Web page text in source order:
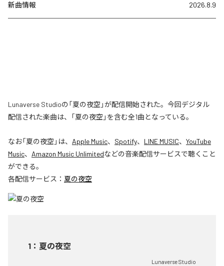
新曲情報 2026.8.9
Lunaverse Studioの「夏の夜空」が配信開始された。今回デジタル
配信された楽曲は、「夏の夜空」を含む全1曲となっている。
なお「夏の夜空 」は、 Apple Music、 Spotify、 LINE MUSIC、 YouTube
Music、 Amazon Music Unlimitedなどの音楽配信サービスで聴くこと
ができる。
各配信サービス： 夏の夜空
1 ： 夏の夜空
Lunaverse Studio